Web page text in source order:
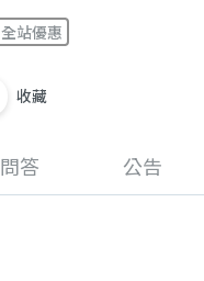
全站優惠
收藏
問答 公告